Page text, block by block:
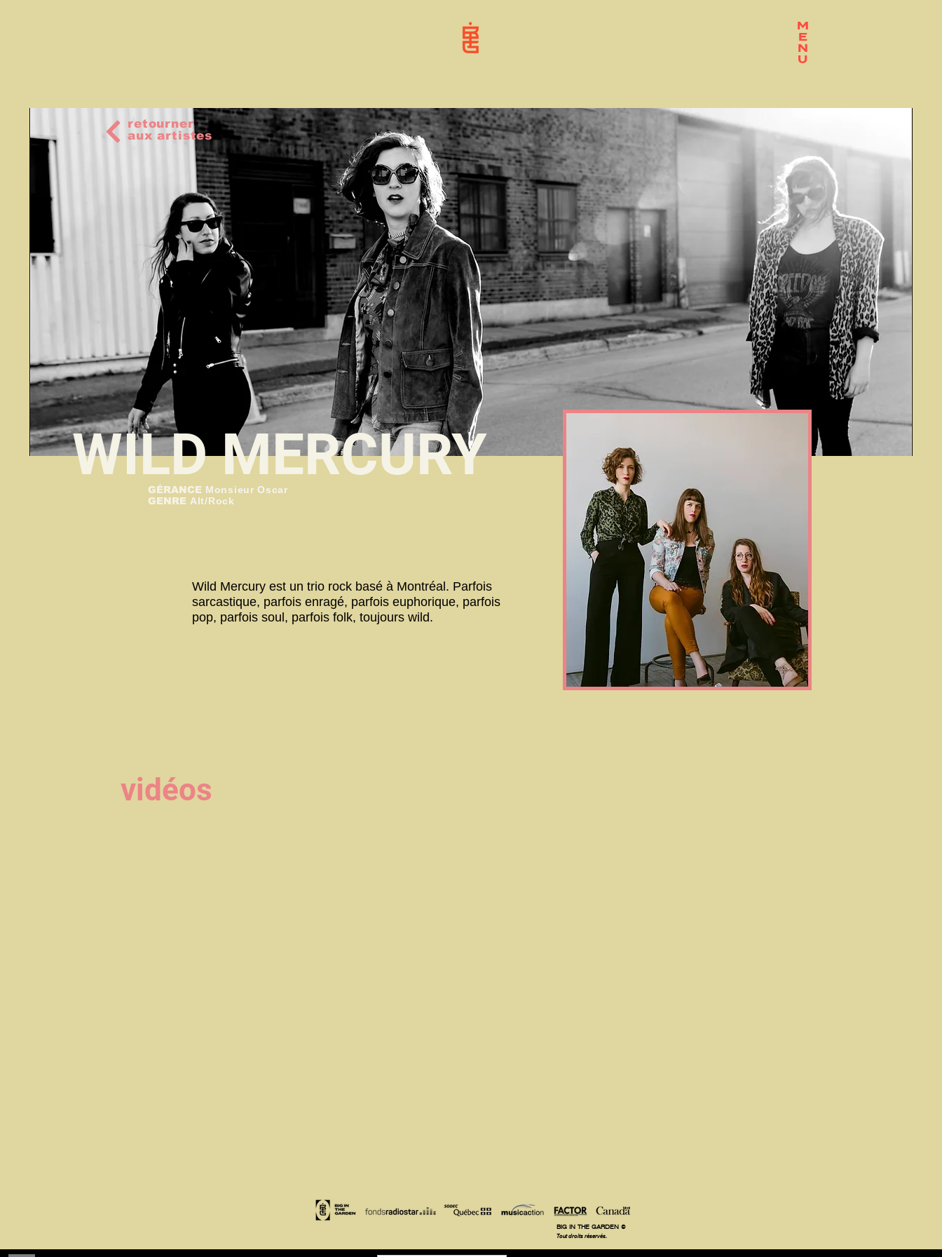
M
E
N
U
WILD MERCURY
GÉRANCE Monsieur Oscar
GENRE Alt/Rock
Wild Mercury est un trio rock basé à Montréal. Parfois
sarcastique, parfois enragé, parfois euphorique, parfois
pop, parfois soul, parfois folk, toujours wild.
retourner
aux artistes
vidéos
BIG IN THE GARDEN ©
Tout droits réservés.